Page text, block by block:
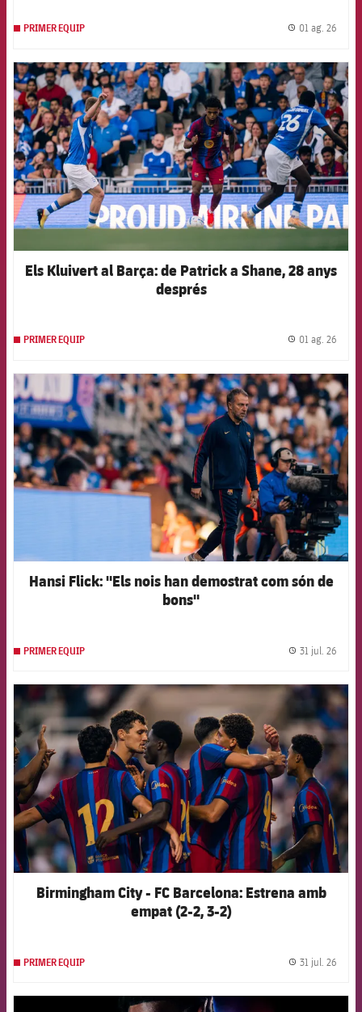
PRIMER EQUIP 01 ag. 26
FCB Barcelona badge
Els Kluivert al Barça: de Patrick a Shane, 28 anys
després
PRIMER EQUIP 01 ag. 26
FCB Barcelona badge
Hansi Flick: "Els nois han demostrat com són de
bons"
PRIMER EQUIP 31 jul. 26
FCB Barcelona badge
Birmingham City - FC Barcelona: Estrena amb
empat (2-2, 3-2)
PRIMER EQUIP 31 jul. 26
FCB Barcelona badge